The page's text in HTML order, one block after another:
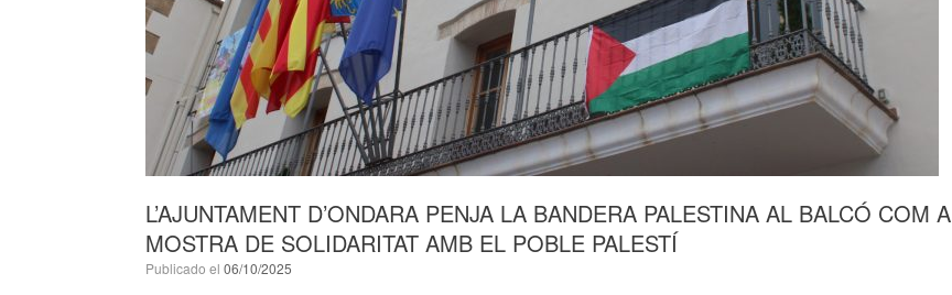
L’AJUNTAMENT D’ONDARA PENJA LA BANDERA PALESTINA AL BALCÓ COM A
MOSTRA DE SOLIDARITAT AMB EL POBLE PALESTÍ
Publicado el 06/10/2025